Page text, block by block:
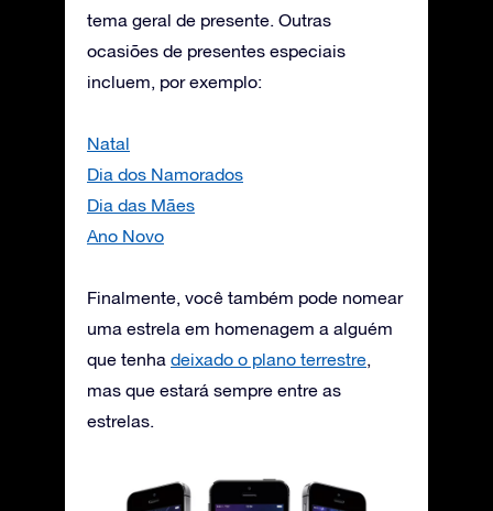
tema geral de presente. Outras
ocasiões de presentes especiais
incluem, por exemplo:
Natal
Dia dos Namorados
Dia das Mães
Ano Novo
Finalmente, você também pode nomear
uma estrela em homenagem a alguém
que tenha deixado o plano terrestre,
mas que estará sempre entre as
estrelas.